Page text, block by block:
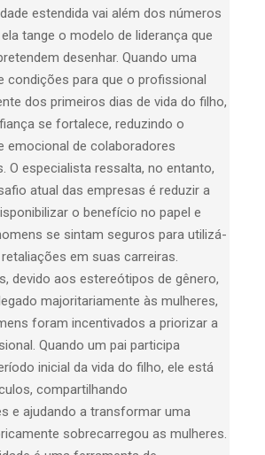
estendida vai além dos números
tange o modelo de liderança que
desenhar. Quando uma
condições para que o profissional
dos primeiros dias de vida do filho,
se fortalece, reduzindo o
emocional de colaboradores
O especialista ressalta, no entanto,
atual das empresas é reduzir a
o benefício no papel e
se sintam seguros para utilizá-
em suas carreiras.
devido aos estereótipos de gênero,
majoritariamente às mulheres,
foram incentivados a priorizar a
Quando um pai participa
inicial da vida do filho, ele está
compartilhando
e ajudando a transformar uma
sobrecarregou as mulheres.